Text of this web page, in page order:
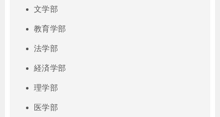
文学部
教育学部
法学部
経済学部
理学部
医学部